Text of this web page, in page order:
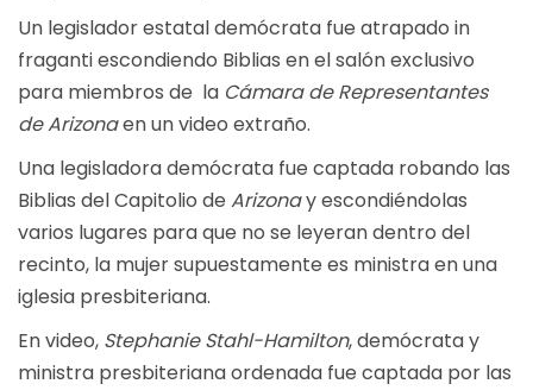
Un legislador estatal demócrata fue atrapado in
fraganti escondiendo Biblias en el salón exclusivo
para miembros de la Cámara de Representantes
de Arizonaen un video extraño.
Una legisladora demócrata fue captada robando las
Biblias del Capitolio de Arizonay escondiéndolas
varios lugares para que no se leyeran dentro del
recinto, la mujer supuestamente es ministra en una
iglesia presbiteriana.
En video, Stephanie Stahl-Hamilton, demócrata y
ministra presbiteriana ordenada fue captada por las